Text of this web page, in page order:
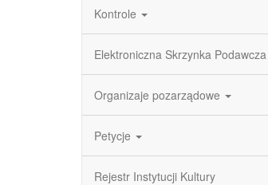
Kontrole
Elektroniczna Skrzynka Podawcza
Organizaje pozarządowe
Petycje
Rejestr Instytucji Kultury